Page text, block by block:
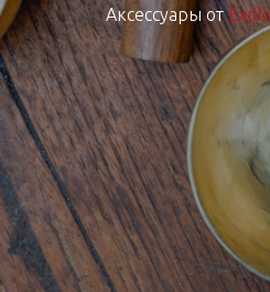
Аксессуары от